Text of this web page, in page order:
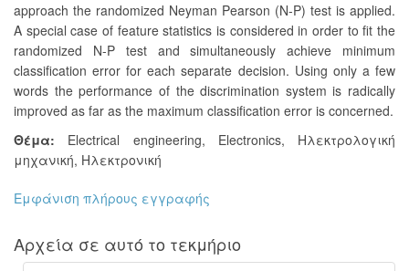
approach the randomized Neyman Pearson (N-P) test is applied.
A special case of feature statistics is considered in order to fit the
randomized N-P test and simultaneously achieve minimum
classification error for each separate decision. Using only a few
words the performance of the discrimination system is radically
improved as far as the maximum classification error is concerned.
Θέμα:
Electrical engineering, Electronics, Ηλεκτρολογική
μηχανική, Ηλεκτρονική
Εμφάνιση πλήρους εγγραφής
Αρχεία σε αυτό το τεκμήριο